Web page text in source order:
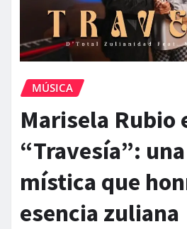
MÚSICA
Marisela Rubio
“Travesía”:
mística que
esencia zuliana